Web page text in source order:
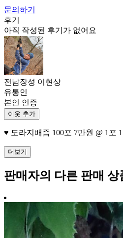
문의하기
후기
아직 작성된 후기가 없어요
전남장성 이현상
유통인
본인 인증
이웃 추가
♥ 도라지배즙 100포 7만원 @ 1포
더보기
판매자의 다른 판매 상